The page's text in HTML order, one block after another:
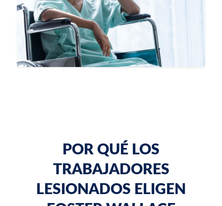
POR QUÉ LOS
TRABAJADORES
LESIONADOS ELIGEN